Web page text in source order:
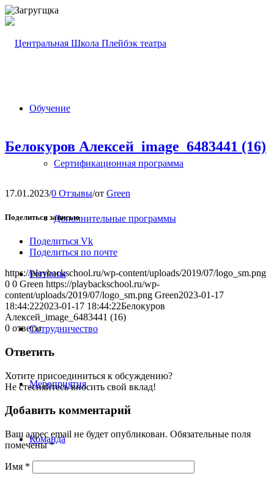
Обучение
Сертификационная программа
Дополнительные программы
Регионы
Сотрудничество
Мероприятия
Команда
Белокуров Алексей_image_6483441 (16)
17.01.2023/0 Отзывы/от Green
Поделиться записью
Поделиться Vk
Поделиться по почте
https://playbackschool.ru/wp-content/uploads/2019/07/logo_sm.png
0 0 Green https://playbackschool.ru/wp-
content/uploads/2019/07/logo_sm.png Green2023-01-17
18:44:222023-01-17 18:44:22Белокуров
Алексей_image_6483441 (16)
0 ответы
Ответить
Хотите присоединиться к обсуждению?
Не стесняйтесь вносить свой вклад!
Добавить комментарий
Ваш адрес email не будет опубликован. Обязательные поля
помечены*
Имя *